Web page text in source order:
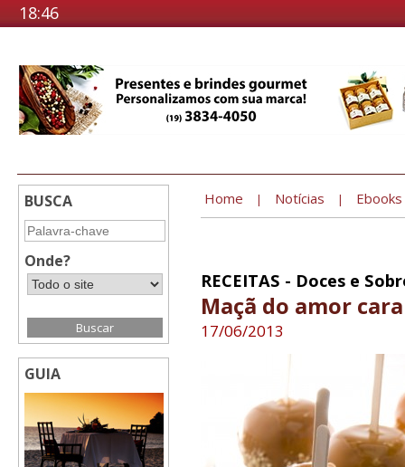
18:46
BUSCA
Onde?
GUIA
Home | Notícias | Ebooks
RECEITAS - Doces e
Maçã do amor
17/06/2013